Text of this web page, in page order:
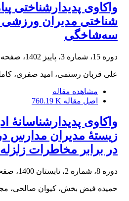
واکاوی پدیدارشناختی
شناختی مدیران
سه‌شاخگی
دوره 15، شماره 3، پاییز 1402، صفحه
علی قربان رستمی، امید صفری،
مشاهده مقاله
اصل مقاله 760.19 K
واکاوی پدیدارشناسانۀ
زیستۀ مدیران مدارس
در برابر مخاطرات زلزله
دوره 8، شماره 2، تابستان 1400، صفحه
حمیده فیض بخش، کیوان صالحی،